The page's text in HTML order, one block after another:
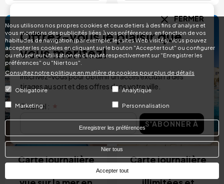
Nous utilisons nos propres cookies et ceux de tiers à des fins d'analyse et
vous montrons des publicités liées à vos préférences, en fonction de vos
habitudes de navigation (par exemple, les sites Web visités). Vous pouvez
accepter les cookies en cliquant sur le bouton "Accepter tout" ou configurer
ou refuser leur utilisation en cliquant respectivement sur "Enregistrer les
préférences" ou "Nier tous".
Consultez notre politique en matière de cookies pour plus de détails
Obligatoire Analytique
Marketing Personnalisation
Enregistrer les préférences
Nier tous
Accepter tout
RÉSERVATION
Image
4.9 / 5
Carte journalière
pour la piscine avec
RÉSERVATION
INSTANTANÉE
Image
4.1 / 5
Carte journalière
FERMER
Offrez-vous le plaisir que
vous méritez!
Inscrivez-vous pour obtenir un accès exclusif à des
tirages au sort et des offres dans votre ville.
Courriel :
S'ABONNER À